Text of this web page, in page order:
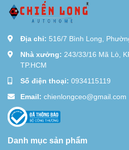
Địa chỉ: 516/7 Bình Long,
Nhà xưởng: 243/33/16 Mã Lò,
TP.HCM
Số điện thoại: 0934115119
Email: chienlongceo@gmail.com
Danh mục sản phẩm